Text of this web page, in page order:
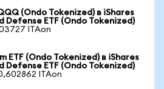
(Ondo Tokenized) в iShares
Defense ETF (Ondo Tokenized)
ITAon
ETF (Ondo Tokenized) в iShares
Defense ETF (Ondo Tokenized)
ITAon